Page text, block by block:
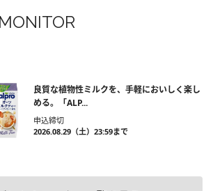
良質な植物性ミルクを、手軽においしく楽し
める。「ALP...
申込締切
2026.08.29（土）23:59まで